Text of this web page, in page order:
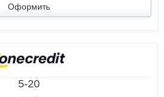
Оформить
5-20